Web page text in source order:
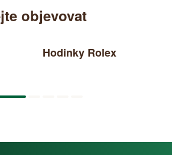
objevovat
Hodinky Rolex